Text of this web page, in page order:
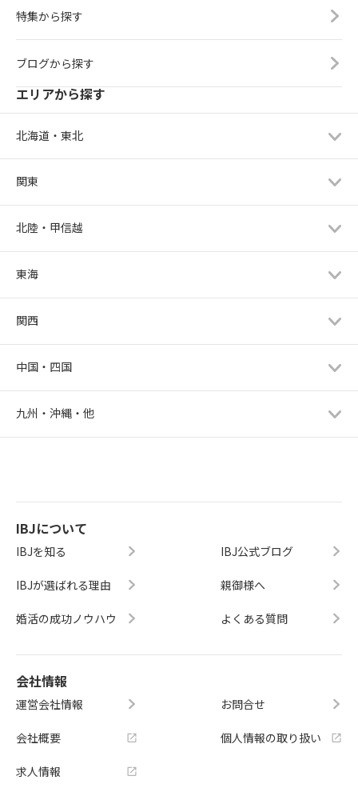
特集から探す
ブログから探す
エリアから探す
北海道・東北
関東
北陸・甲信越
東海
関西
中国・四国
九州・沖縄・他
IBJについて
IBJを知る
IBJが選ばれる理由
婚活の成功ノウハウ
IBJ公式ブログ
親御様へ
よくある質問
会社情報
運営会社情報
会社概要
求人情報
お問合せ
個人情報の取り扱い